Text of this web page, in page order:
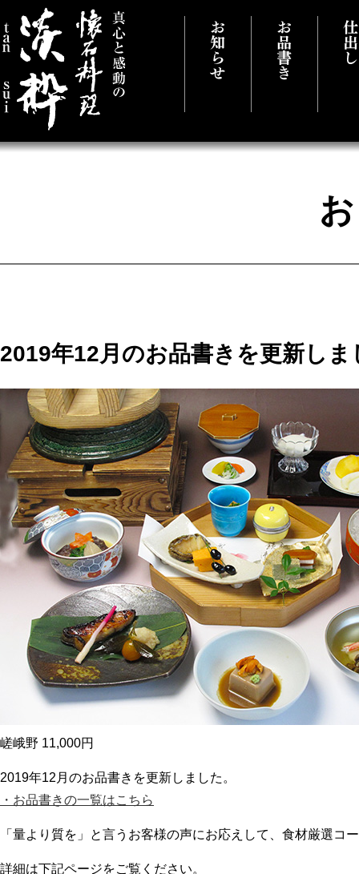
真心と感動の懐石料理 千葉県市原市
2019年12月のお品書きを更新しま
嵯峨野 11,000円
2019年12月のお品書きを更新しました。
・お品書きの一覧はこちら
「量より質を」と言うお客様の声にお応えして、食材厳選コ
詳細は下記ページをご覧ください。